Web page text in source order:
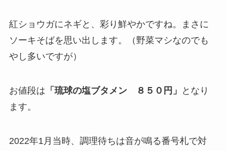
紅ショウガにネギと、彩り鮮やかですね。まさに
ソーキそばを思い出します。（野菜マシなのでも
やし多いですが）
お値段は 「琉球の塩ブタメン ８５０円」
となり
ます。
2022年1月当時、調理待ちは音が鳴る番号札で対